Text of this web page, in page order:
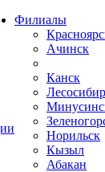
Филиалы
Ачинск
Канск
Норильск
Кызыл
Абакан